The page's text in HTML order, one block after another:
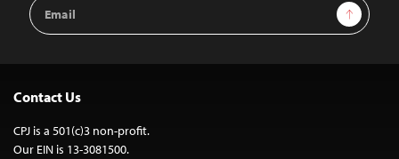
Address
Sign Up
Contact Us
CPJ is a 501(c)3 non-profit.
Our EIN is 13-3081500.